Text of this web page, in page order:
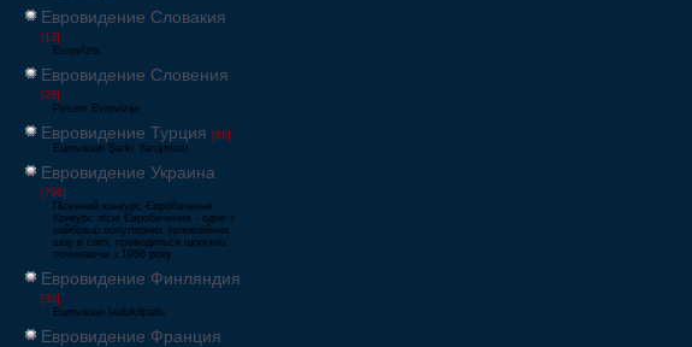
Евровидение Словакия
[13]
Eurovízia
Евровидение Словения
[26]
Pesem Evrovizije
Евровидение Турция [66]
Eurovision Şarkı Yarışması
Евровидение Украина
[796]
Пісенний конкурс Євробачення
Конкурс пісні Євробачення - одне з
найбільш популярних телевізійних
шоу в світі, проводиться щорічно,
починаючи з 1956 року
Евровидение Финляндия
[33]
Eurovision laulukilpailu
Евровидение Франция